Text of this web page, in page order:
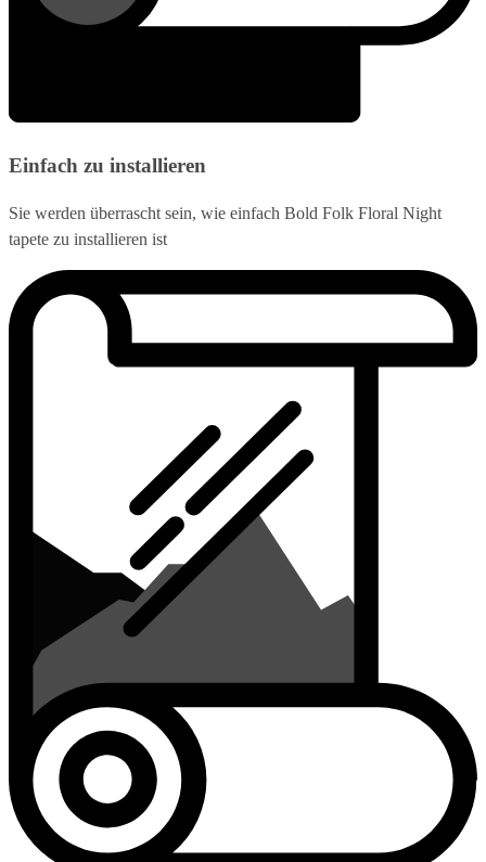
Einfach zu installieren
Sie werden überrascht sein, wie einfach Bold Folk Floral Night
tapete zu installieren ist